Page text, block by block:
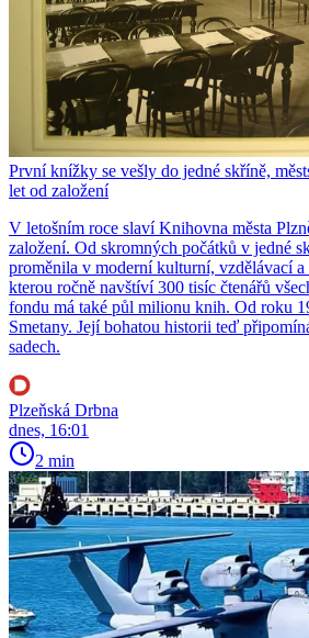
První knížky se vešly do jedné skříně,
let od založení
V letošním roce slaví Knihovna města
založení. Od skromných počátků v jedné
proměnila v moderní kulturní, vzdělávací
kterou ročně navštíví 300 tisíc čtenářů
fondu má také půl milionu knih. Od roku
Smetany. Její bohatou historii teď
sadech.
Plzeňská Drbna
dnes, 16:01
2 min